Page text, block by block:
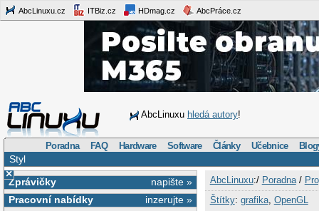
AbcLinuxu.cz ITBiz.cz HDmag.cz AbcPráce.cz
AbcLinuxu hledá autory!
Poradna FAQ Hardware Software Články Učebnice
Styl
×
napište »
Zprávičky
inzerujte »
Pracovní nabídky
AbcLinuxu:/ Poradna/
Štítky: grafika, OpenGL